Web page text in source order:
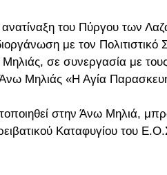
του Πύργου των
με τον
Μηλιάς, σε συνεργασία με
Μηλιάς «Η Αγία
στην Άνω Μηλιά,
Καταφυγίου του